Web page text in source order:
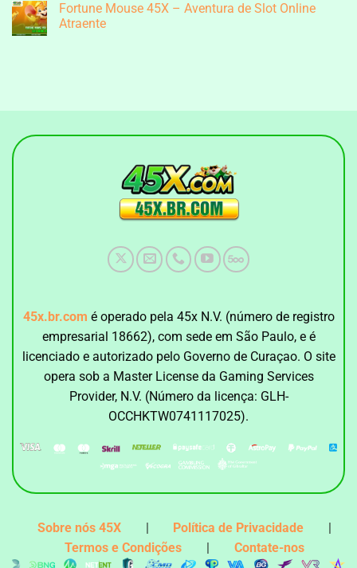
Aventura
De
Tiro
em
Jackpot
Fishing
Intensos
Fortune Mouse 45X – Aventura de Slot Online
Atraente
Aventura
Slot
45x.br.com é operado pela 45x N.V. (número de registro
empresarial 18662), com sede em São Paulo, e é
licenciado e autorizado pelo Governo de Curaçao. O site
opera sob a Master License da Gaming Services
Provider, N.V. (Número da licença: GLH-
OCCHKTW0741117025).
Sobre nós 45X | Política de Privacidade
|
Termos e Condições
| Contate-nos